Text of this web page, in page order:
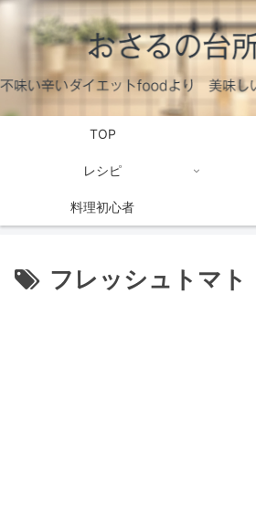
TOP
レシピ
料理初心者
フレッシュトマト